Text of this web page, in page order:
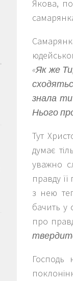
Якова,
«Як же
знала
Нього
Тут
думає
уважно
правду
з нею
бачить у
про
Господь